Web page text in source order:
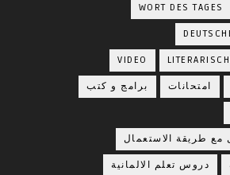
WORT DES TAGES
VIDEO
امتحانات برامج و كتب
مع طريقة الاستعمال
دروس تعلم الالمانية